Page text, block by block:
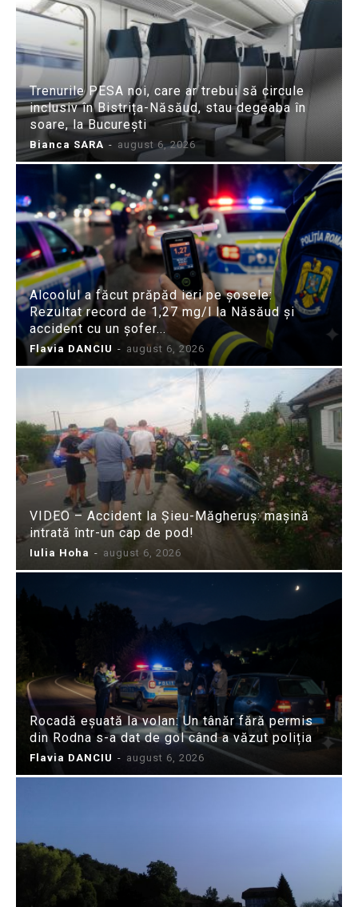
Trenurile PESA noi, care ar trebui să circule
inclusiv în Bistrița-Năsăud, stau degeaba în
soare, la București
Bianca SARA - august 6, 2026
Alcoolul a făcut prăpăd ieri pe șosele:
Rezultat record de 1,27 mg/l la Năsăud și
accident cu un șofer...
Flavia DANCIU - august 6, 2026
VIDEO – Accident la Șieu-Măgheruș: mașină
intrată într-un cap de pod!
Iulia Hoha - august 6, 2026
Rocadă eșuată la volan: Un tânăr fără permis
din Rodna s-a dat de gol când a văzut poliția
Flavia DANCIU - august 6, 2026